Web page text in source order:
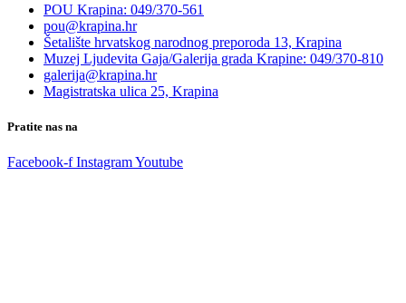
POU Krapina: 049/370-561
pou@krapina.hr
Šetalište hrvatskog narodnog preporoda 13, Krapina
Muzej Ljudevita Gaja/Galerija grada Krapine: 049/370-810
galerija@krapina.hr
Magistratska ulica 25, Krapina
Pratite nas na
Facebook-f InstagramYoutube